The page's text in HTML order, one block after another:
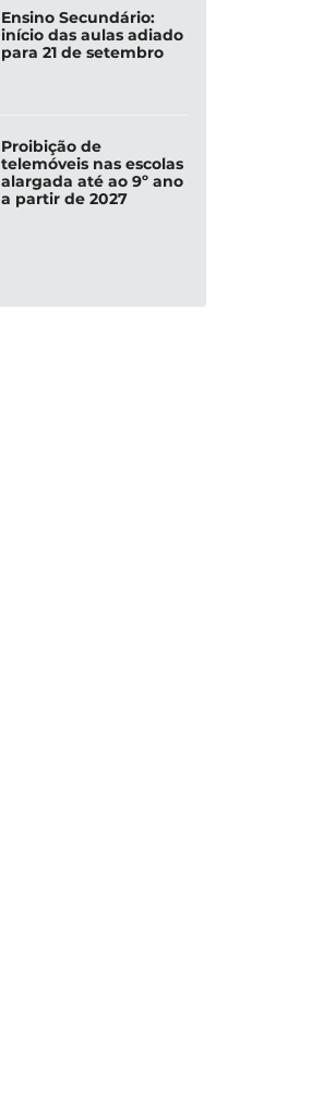
Ensino Secundário:
início das aulas adiado
para 21 de setembro
Proibição de
telemóveis nas escolas
alargada até ao 9º ano
a partir de 2027